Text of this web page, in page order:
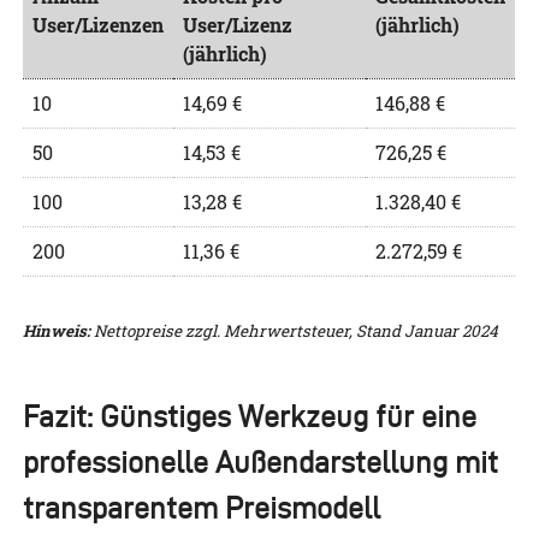
User/Lizenzen
User/Lizenz
(jährlich)
(jährlich)
10 14,69 €
146,88 €
50
14,53 €
726,25 €
100
13,28 €
1.328,40 €
200
11,36 € 2.272,59 €
Hinweis:Nettopreise zzgl. Mehrwertsteuer, Stand Januar 2024
Fazit: Günstiges Werkzeug für eine
professionelle Außendarstellung mit
transparentem Preismodell